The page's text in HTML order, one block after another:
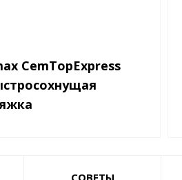
CemTopExpress
СОВЕТЫ